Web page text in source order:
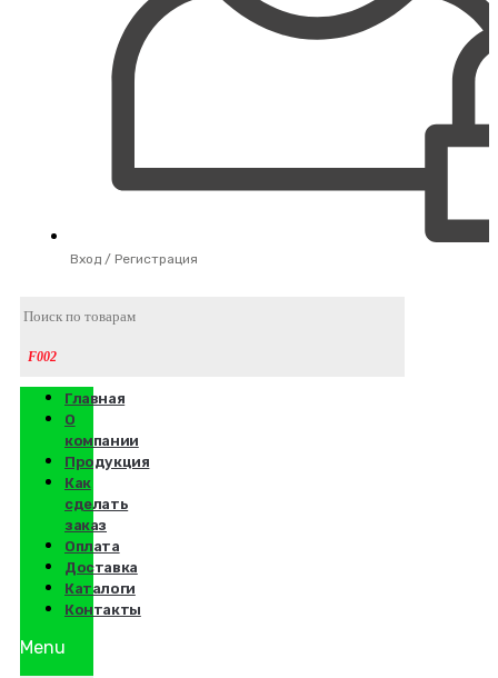
Вход / Регистрация
Главная
О
компании
Продукция
Как
сделать
заказ
Оплата
Доставка
Каталоги
Контакты
Menu